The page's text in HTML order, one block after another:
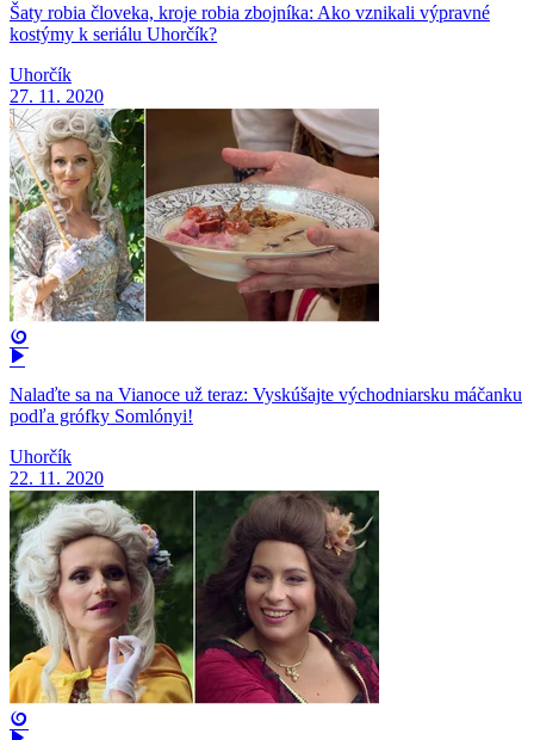
Šaty robia človeka, kroje robia zbojníka: Ako vznikali výpravné
kostýmy k seriálu Uhorčík?
Uhorčík
27. 11. 2020
Nalaďte sa na Vianoce už teraz: Vyskúšajte východniarsku máčanku
podľa grófky Somlónyi!
Uhorčík
22. 11. 2020